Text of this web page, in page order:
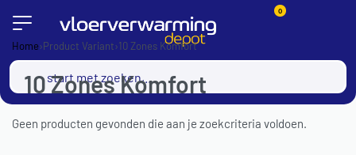
0
Home›Product Variant›10 Zones Komfort
10 Zones Komfort
Geen producten gevonden die aan je zoekcriteria voldoen.